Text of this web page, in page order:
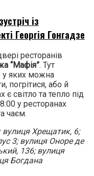
із
Георгія Гонгадзе
ресторанів
“Мафія”. Тут
у яких можна
погрітися, або й
світло та тепло під
у ресторанах
чаєм.
Хрещатик, 6;
3; вулиця Оноре де
136; вулиця
Богдана